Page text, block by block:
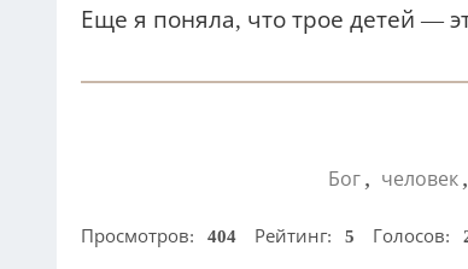
Еще я поняла, что трое детей —
Бог , человек ,
Просмотров: 404 Рейтинг: 5 Голосов: